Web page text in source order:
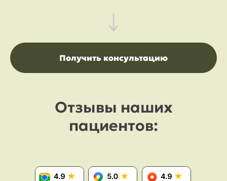
Получить консультацию
Отзывы наших
пациентов: